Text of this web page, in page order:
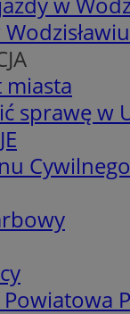
miasta
sprawę w
Cywilnego